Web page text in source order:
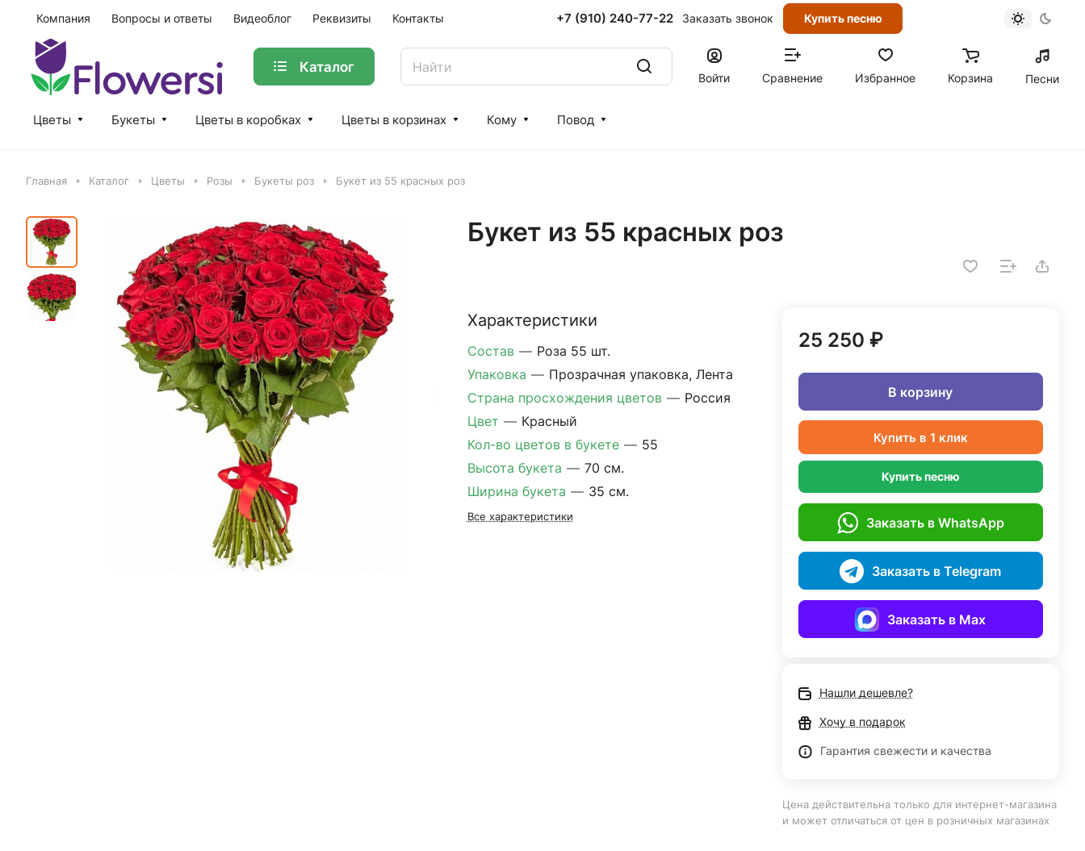
Компания Вопросы и ответы Видеоблог Реквизиты Контакты +7 (910) 240-77-22 Заказать звонок Купить песню
Каталог
Войти Сравнение Избранное Корзина Песни
Цветы Букеты Цветы в коробках Цветы в корзинах Кому Повод
Главная Каталог Цветы Розы Букеты роз Букет из 55 красных роз
Букет из 55 красных роз
Характеристики
Состав — Роза 55 шт.
Упаковка — Прозрачная упаковка, Лента
Страна просхождения цветов — Россия
Цвет — Красный
Кол-во цветов в букете — 55
Высота букета — 70 см.
Ширина букета — 35 см.
Все характеристики
25 250 ₽
В корзину
Купить в 1 клик
Купить песню
Заказать в WhatsApp
Заказать в Telegram
Заказать в Max
Нашли дешевле?
Хочу в подарок
Гарантия свежести и качества
Цена действительна только для интернет-магазина
и может отличаться от цен в розничных магазинах